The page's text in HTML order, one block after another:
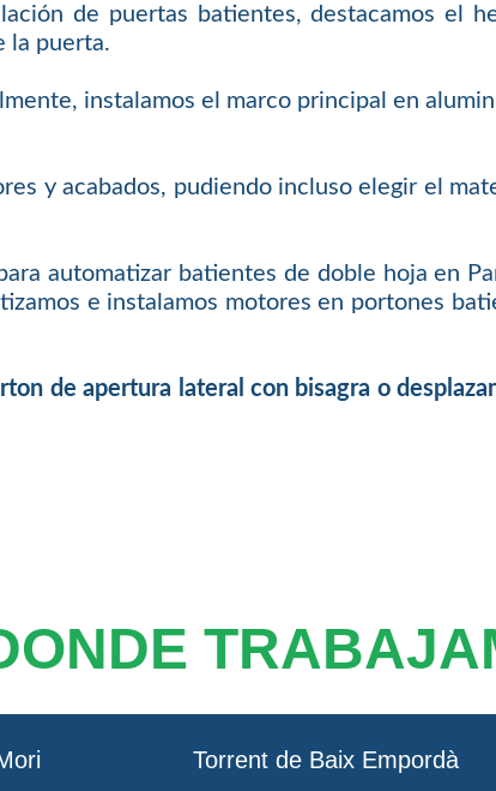
de puertas batientes, destacamos el
la puerta.
instalamos el marco principal en
y acabados, pudiendo incluso elegir el
automatizar batientes de doble hoja en
e instalamos motores en portones
de apertura lateral con bisagra o
Torrent de Baix Empordà